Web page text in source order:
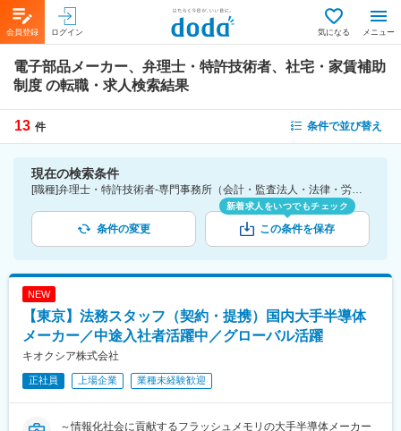
会員登録 ログイン 気になる メニュー
電子部品メーカー、弁理士・特許技術者、社宅・家賃補助
制度 の転職・求人検索結果
13 件 条件で並び替え
現在の検索条件
[職種]弁理士・特許技術者-専門事務所（会計・監査法人・法律・労務） [業種]電子部品メーカー-メーカー（機械・電気）業界 [詳細条件](待遇・福利厚生)社宅・家賃補助制度
条件の変更
新着求人をいつでもチェック
この条件を保存
NEW
【東京】法務スタッフ（契約・提携）国内大手半導体
メーカー／中途入社者活躍中／グローバル活躍
キオクシア株式会社
正社員 上場企業 業種未経験歓迎
～情報化社会に貢献するフラッシュメモリの大手半導体メーカー